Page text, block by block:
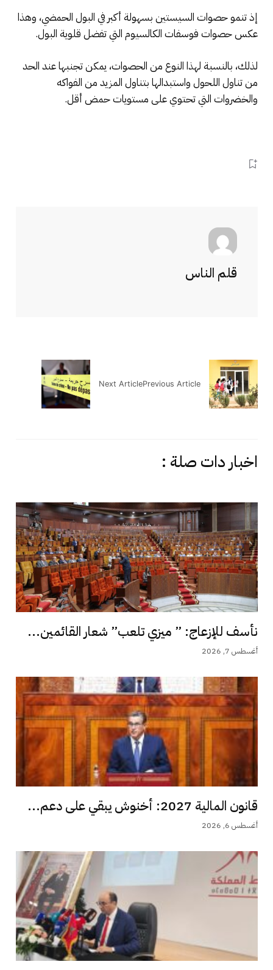
إذ تنمو حصوات السيستين بسهولة أكبر في البول الحمضي، وهذا
عكس حصوات فوسفات الكالسيوم التي تفضل قلوية البول.
لذلك، بالنسبة لهذا النوع من الحصوات، يمكن تجنبها عند الحد
من تناول اللحول واستبدالها بتناول المزيد من الفواكه
والخضروات التي تحتوي على مستويات حمض أقل.
قلم الناس
Previous Article
Next Article
اخبار دات صلة :
نأسف للإزعاج: ” ميزي تلعب” شعار القائمين...
أغسطس 7, 2026
قانون المالية 2027: أخنوش يبقي على دعم...
أغسطس 6, 2026